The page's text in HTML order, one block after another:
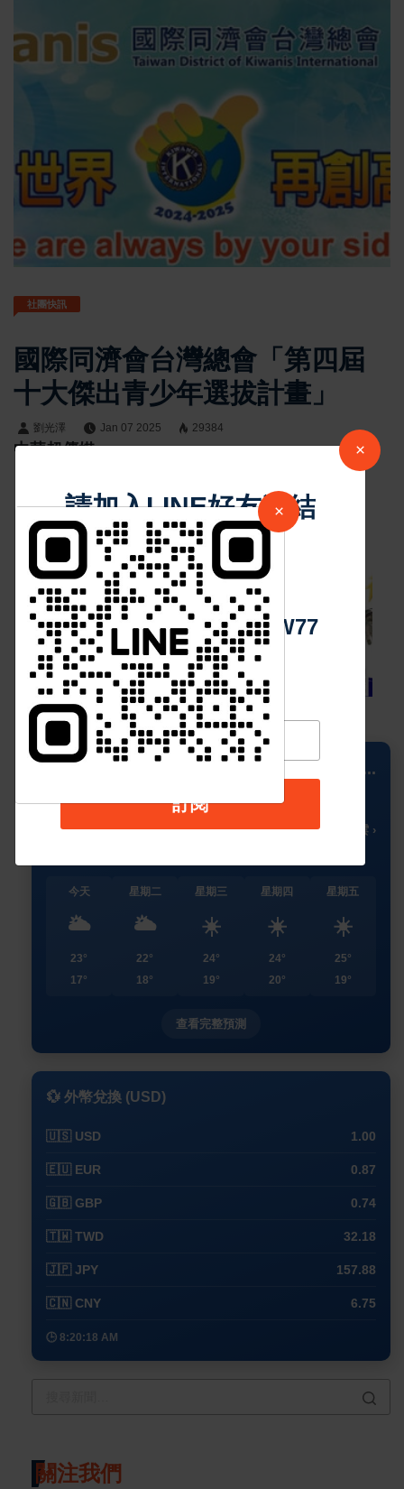
社團快訊
國際同濟會台灣總會「第四屆
十大傑出青少年選拔計畫」
劉光澤 Jan 07 2025 29384
中華超傳媒
沒有更多新聞
...
🌥️22°C 🌡️ 局部多雲 ›
今天
🌥️
23°
17°
星期二
🌥️
22°
18°
星期三
☀️
24°
19°
星期四
☀️
24°
20°
星期五
☀️
25°
19°
查看完整預測
💱 外幣兌換 (USD)
🇺🇸 USD 1.00
🇪🇺 EUR 0.87
🇬🇧 GBP 0.74
🇹🇼 TWD 32.18
🇯🇵 JPY 157.88
🇨🇳 CNY 6.75
🕒 8:20:18 AM
關注我們
×
請加入LINE好友連結
中 華 超 傳 媒
Https://reurl.cc/adqW77
訂閱
×